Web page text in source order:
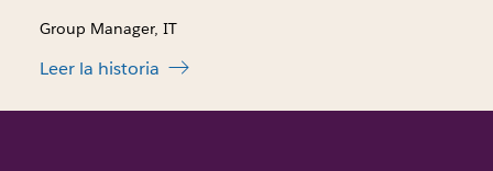
Group Manager, IT
Leer la historia